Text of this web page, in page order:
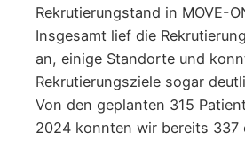
Rekrutierungstand in MOVE-
Insgesamt lief die
an, einige Standorte und
Rekrutierungsziele sogar
Von den geplanten 315
2024 konnten wir bereits 337